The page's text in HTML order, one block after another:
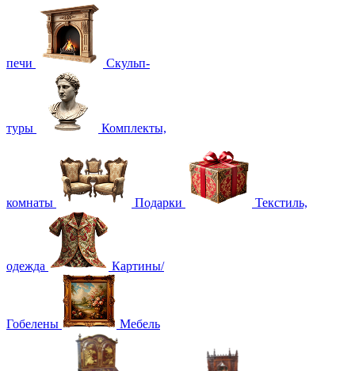
печи Скульп-
туры Комплекты,
комнаты Подарки Текстиль,
одежда Картины/
Гобелены Мебель